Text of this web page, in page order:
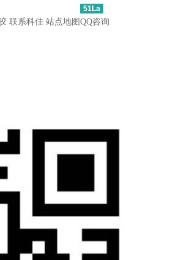
联系科佳 站点地图
51La
QQ咨询